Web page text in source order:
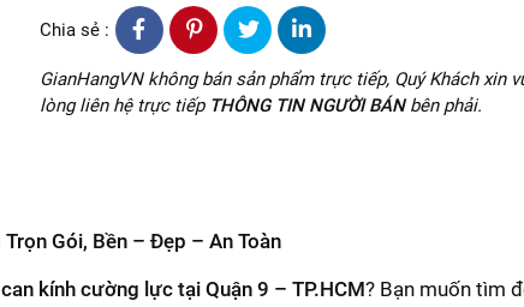
Chia sẻ :
GianHangVN không bán sản phẩm trực tiếp, Quý Khách xin
lòng liên hệ trực tiếp THÔNG TIN NGƯỜI BÁNbên phải.
Gói, Bền – Đẹp – An Toàn
kính cường lực tại Quận 9 – TP.HCM? Bạn muốn tìm